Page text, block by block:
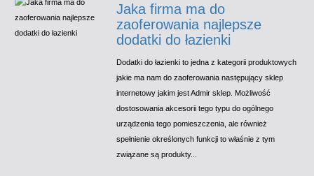
Jaka firma ma do
zaoferowania najlepsze
dodatki do łazienki
Dodatki do łazienki to jedna z kategorii produktowych
jakie ma nam do zaoferowania następujący sklep
internetowy jakim jest Admir sklep. Możliwość
dostosowania akcesorii tego typu do ogólnego
urządzenia tego pomieszczenia, ale również
spełnienie określonych funkcji to właśnie z tym
związane są produkty...